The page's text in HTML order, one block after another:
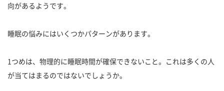
向があるようです。
睡眠の悩みにはいくつかパターンがあります。
1つめは、物理的に睡眠時間が確保できないこと。これは多くの人
が当てはまるのではないでしょうか。